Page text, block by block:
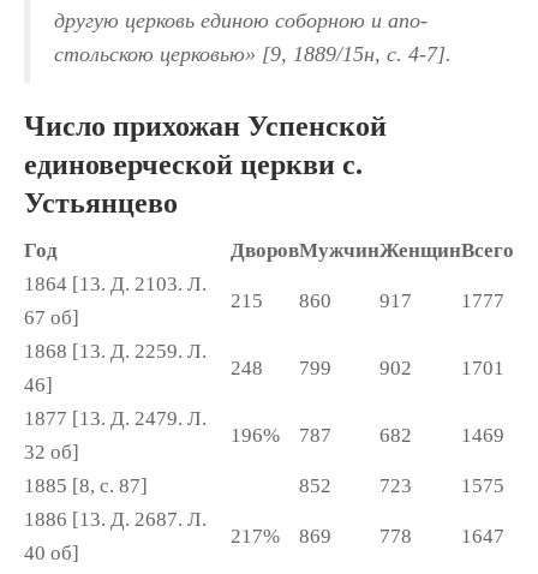
другую церковь единою соборною и апо­
стольскою церковью» [9, 1889/15н, с. 4-7].
Число прихожан Успенской
единоверческой церкви с.
Устьянцево
Год ДворовМужчинЖенщинВсего
1864 [13. Д. 2103. Л.
67 об]
215 860 917 1777
1868 [13. Д. 2259. Л.
46]
248 799 902 1701
1877 [13. Д. 2479. Л.
32 об]
196% 787 682 1469
1885 [8, с. 87] 852 723
1575
1886 [13. Д. 2687. Л.
40 об]
217% 869 778 1647